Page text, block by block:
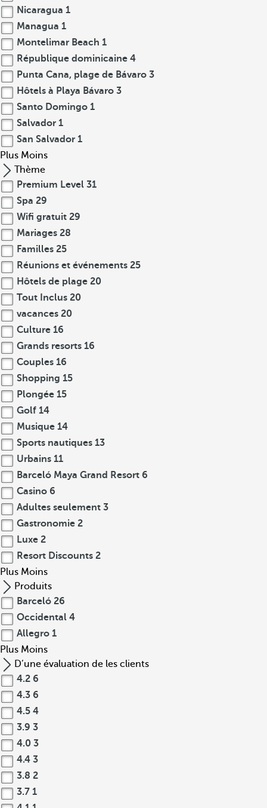
Nicaragua 1
Managua 1
Montelimar Beach 1
République dominicaine 4
Punta Cana, plage de Bávaro 3
Hôtels à Playa Bávaro 3
Santo Domingo 1
Salvador 1
San Salvador 1
Plus Moins
Thème
Premium Level 31
Spa 29
Wifi gratuit 29
Mariages 28
Familles 25
Réunions et événements 25
Hôtels de plage 20
Tout Inclus 20
vacances 20
Culture 16
Grands resorts 16
Couples 16
Shopping 15
Plongée 15
Golf 14
Musique 14
Sports nautiques 13
Urbains 11
Barceló Maya Grand Resort 6
Casino 6
Adultes seulement 3
Gastronomie 2
Luxe 2
Resort Discounts 2
Plus Moins
Produits
Barceló 26
Occidental 4
Allegro 1
Plus Moins
D’une évaluation de les clients
4.2 6
4.3 6
4.5 4
3.9 3
4.0 3
4.4 3
3.8 2
3.7 1